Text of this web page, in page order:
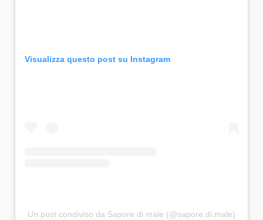
Visualizza questo post su Instagram
Un post condiviso da Sapore di male (@sapore.di.male)